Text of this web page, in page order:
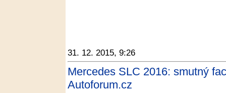
31. 12. 2015, 9:26
Mercedes SLC 2016: smutný
Autoforum.cz